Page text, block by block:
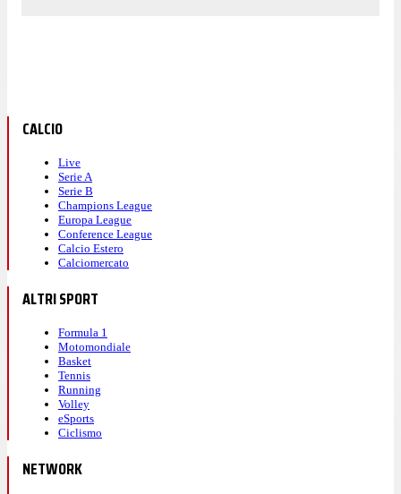
CALCIO
Live
Serie A
Serie B
Champions League
Europa League
Conference League
Calcio Estero
Calciomercato
ALTRI SPORT
Formula 1
Motomondiale
Basket
Tennis
Running
Volley
eSports
Ciclismo
NETWORK